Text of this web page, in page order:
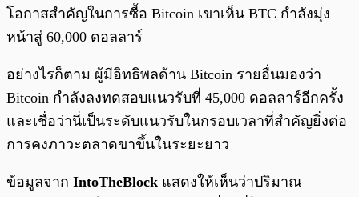
โอกาสสำคัญในการซื้อ Bitcoin เขาเห็น BTC กำลังมุ่ง
หน้าสู่ 60,000 ดอลลาร์
อย่างไรก็ตาม ผู้มีอิทธิพลด้าน Bitcoin รายอื่นมองว่า
Bitcoin กำลังลงทดสอบแนวรับที่ 45,000 ดอลลาร์อีกครั้ง
และเชื่อว่านี่เป็นระดับแนวรับในกรอบเวลาที่สำคัญยิ่งต่อ
การคงภาวะตลาดขาขึ้นในระยะยาว
ข้อมูลจาก IntoTheBlock แสดงให้เห็นว่าปริมาณ